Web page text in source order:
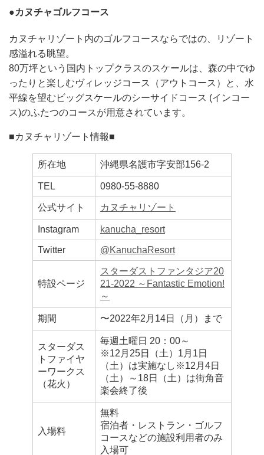
●カヌチャゴルフコース
カヌチャリゾート内のゴルフコースならではの、リゾート
感溢れる眺望。
80万坪という国内トップクラスのスケールは、森の中でゆ
ったりと楽しむヴィレッジコース（アウトコース）と、水
平線を望むビッグスケールのシーサイドコース (インコー
ス)のふたつのコースが用意されています。
■カヌチャリゾート情報■
所在地 沖縄県名護市字安部156-2
TEL 0980-55-8880
公式サイト カヌチャリゾート
Instagram kanucha_resort
Twitter @KanuchaResort
特設ページ
スターダストファンタジア20
21-2022 ～Fantastic Emotion!
～
期間 〜2022年2月14日（月）まで
スターダス
トファイヤ
ーワークス
（花火）
毎週土曜日 20：00～
※12月25日（土）1月1日
（土）は実施なし※12月4日
（土）～18日（土）は街角音
楽会終了後
入場料
無料
宿泊者・レストラン・ゴルフ
コースなどの施設利用者のみ
入場可